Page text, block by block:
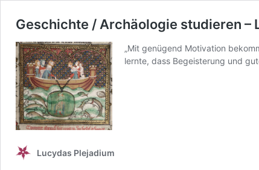
Geschichte / Archäologie studieren –
„Mit genügend Motivation
lernte, dass Begeisterung und
Lucydas Plejadium